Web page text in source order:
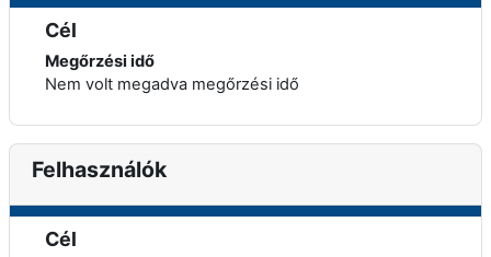
Cél
Megőrzési idő
Nem volt megadva megőrzési idő
Felhasználók
Cél